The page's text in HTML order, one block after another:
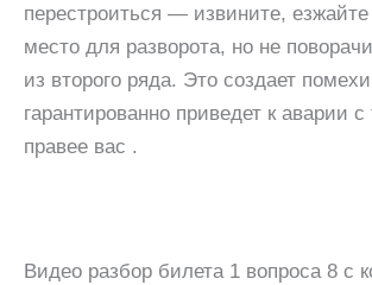
перестроиться — извините,
место для разворота, но не
из второго ряда. Это создает
гарантированно приведет к аварии
правее вас .
Видео разбор билета 1 вопроса 8 с